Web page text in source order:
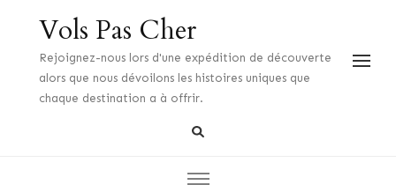
Vols Pas Cher
Rejoignez-nous lors d'une expédition de découverte
alors que nous dévoilons les histoires uniques que
chaque destination a à offrir.